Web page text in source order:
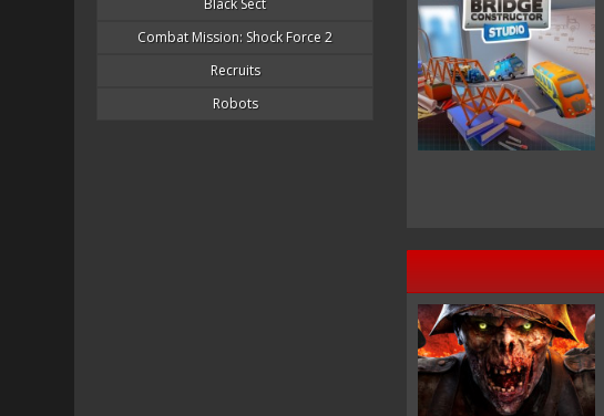
Black Sect
Combat Mission: Shock Force 2
Recruits
Robots